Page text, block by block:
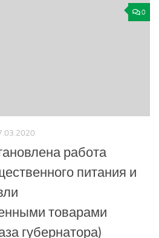
0
работа
питания и
товарами
губернатора)